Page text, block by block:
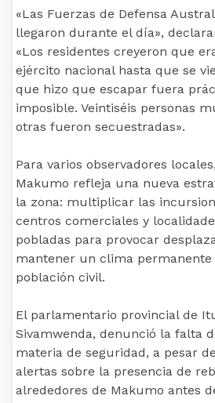
«Las Fuerzas de Defensa
llegaron durante el día»,
«Los residentes creyeron que
ejército nacional hasta que se
que hizo que escapar fuera
imposible. Veintiséis personas
otras fueron secuestradas».
Para varios observadores
Makumo refleja una nueva
la zona: multiplicar las
centros comerciales y
pobladas para provocar
mantener un clima
población civil.
El parlamentario provincial de
Sivamwenda, denunció la falta
materia de seguridad, a pesar
alertas sobre la presencia de
alrededores de Makumo antes